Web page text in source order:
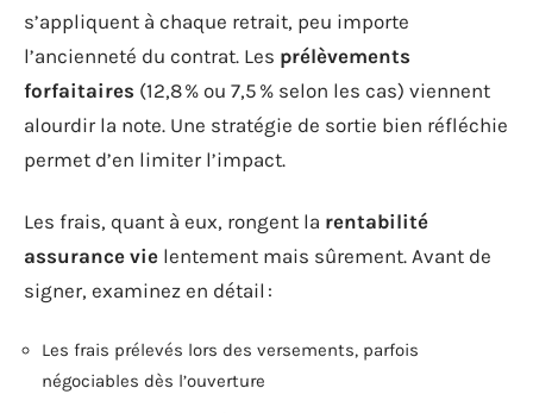
s’appliquent à chaque retrait, peu importe
l’ancienneté du contrat. Les prélèvements
forfaitaires (12,8 % ou 7,5 % selon les cas) viennent
alourdir la note. Une stratégie de sortie bien réfléchie
permet d’en limiter l’impact.
Les frais, quant à eux, rongent la rentabilité
assurance vie lentement mais sûrement. Avant de
signer, examinez en détail :
Les frais prélevés lors des versements, parfois
négociables dès l’ouverture